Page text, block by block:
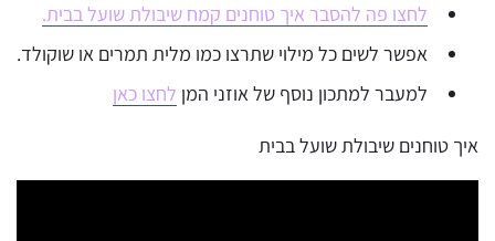
לחצו פה להסבר איך טוחנים קמח שיבולת שועל בבית.
אפשר לשים כל מילוי שתרצו כמו מלית תמרים או שוקולד.
למעבר למתכון נוסף של אוזני המן לחצו כאן
איך טוחנים שיבולת שועל בבית